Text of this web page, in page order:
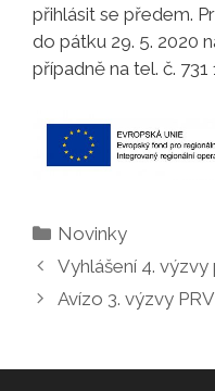
přihlásit se předem.
do pátku 29. 5. 2020
případně na tel. č. 731
Rubriky
Novinky
Vyhlášení 4. výzvy
Avízo 3. výzvy PRV